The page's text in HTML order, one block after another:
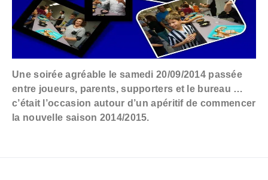
Une soirée agréable le samedi 20/09/2014 passée
entre joueurs, parents, supporters et le bureau …
c’était l’occasion autour d’un apéritif de commencer
la nouvelle saison 2014/2015.